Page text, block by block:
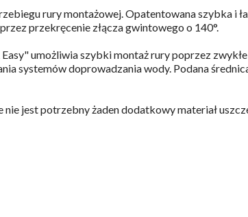
rury montażowej. Opatentowana szybka i
przekręcenie złącza gwintowego o 140°.
umożliwia szybki montaż rury poprzez
systemów doprowadzania wody. Podana
nie jest potrzebny żaden dodatkowy materiał